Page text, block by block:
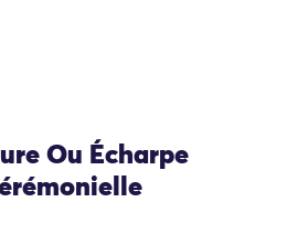
Ou Écharpe